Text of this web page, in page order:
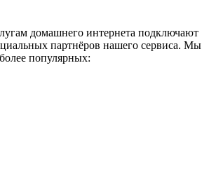
домашнего интернета подключают
партнёров нашего сервиса. Мы
популярных: